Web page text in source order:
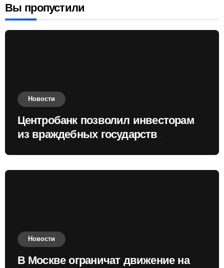
Вы пропустили
Новости
Центробанк позволил инвесторам
из враждебных государств
Новости
В Москве ограничат движение на